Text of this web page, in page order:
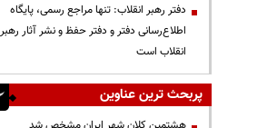
دفتر رهبر انقلاب: تنها مراجع رسمی، پایگاه
اطلاع‌رسانی دفتر و دفتر حفظ و نشر آثار رهبر
انقلاب است
پربحث ترین عناوین